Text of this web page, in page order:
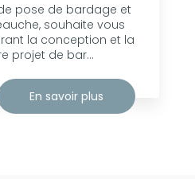
de pose de bardage et
souhaite vous
la conception et la
projet de bar...
En savoir plus